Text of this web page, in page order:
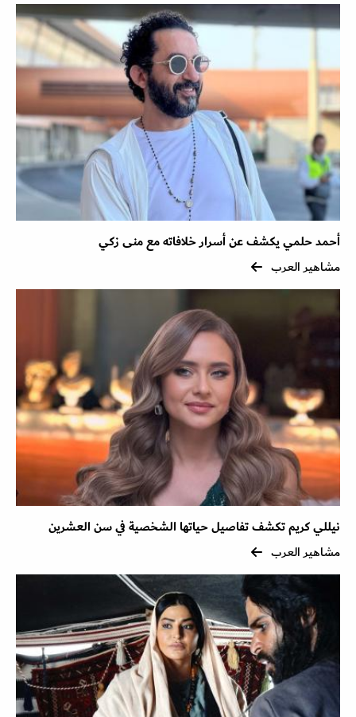
أحمد حلمي يكشف عن أسرار خلافاته مع منى زكي
مشاهير العرب
نيللي كريم تكشف تفاصيل حياتها الشخصية في سن العشرين
مشاهير العرب